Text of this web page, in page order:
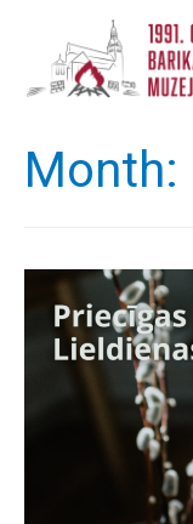
Month: